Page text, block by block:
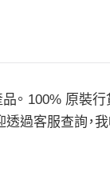
100% 原裝行
過客服查詢，